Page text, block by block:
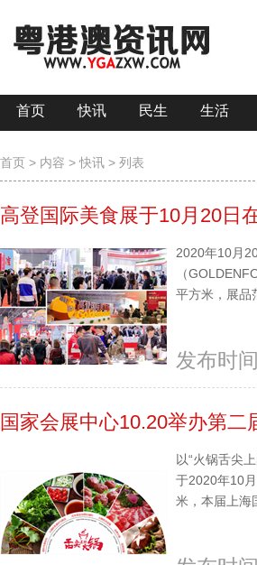
首页 快讯 民生 生活
首页 > 内容 >快讯 > 列表
高登国际美食展于10月20日
2020年10月
（
平方米，展品
发布时
国家会展中心10.20举办第
以“火锅舌尖
于2020年10
米，本届上